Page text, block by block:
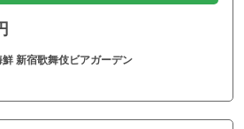
新宿歌舞伎ビアガーデン